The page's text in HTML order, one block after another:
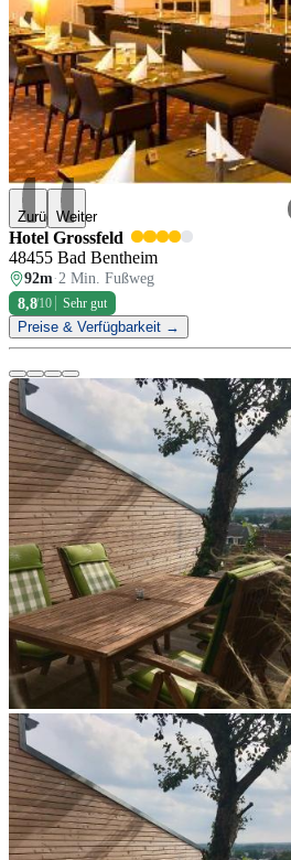
ZurückWeiter
Hotel Grossfeld
48455 Bad Bentheim
92m·2 Min. Fußweg
8,8/10 Sehr gut
Preise & Verfügbarkeit →